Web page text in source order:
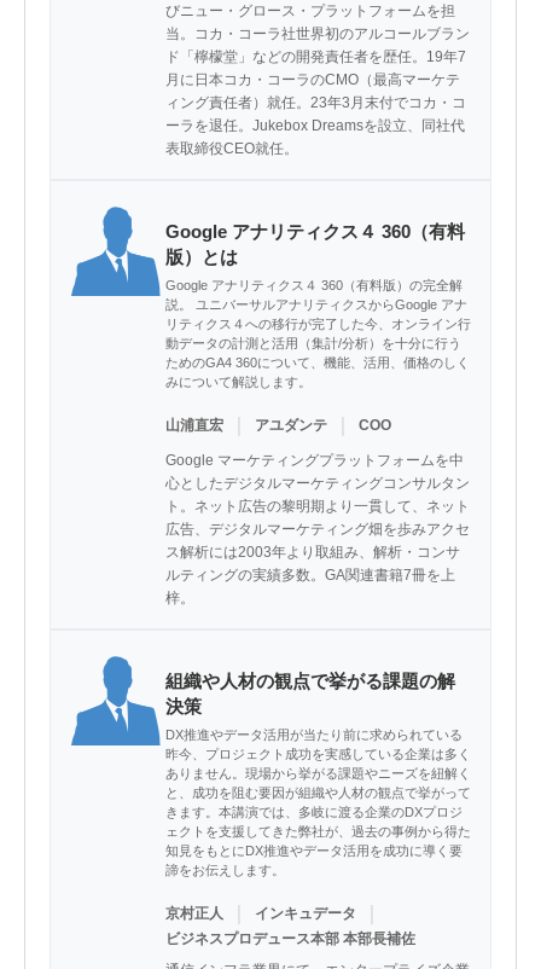
びニュー・グロース・プラットフォームを担
当。コカ・コーラ社世界初のアルコールブラン
ド「檸檬堂」などの開発責任者を歴任。19年7
月に日本コカ・コーラのCMO（最高マーケテ
ィング責任者）就任。23年3月末付でコカ・コ
ーラを退任。Jukebox Dreamsを設立、同社代
表取締役CEO就任。
Google アナリティクス４ 360（有料
版）とは
Google アナリティクス４ 360（有料版）の完全解
説。 ユニバーサルアナリティクスからGoogle アナ
リティクス４への移行が完了した今、オンライン行
動データの計測と活用（集計/分析）を十分に行う
ためのGA4 360について、機能、活用、価格のしく
みについて解説します。
山浦直宏 アユダンテ COO
Google マーケティングプラットフォームを中
心としたデジタルマーケティングコンサルタン
ト。ネット広告の黎明期より一貫して、ネット
広告、デジタルマーケティング畑を歩みアクセ
ス解析には2003年より取組み、解析・コンサ
ルティングの実績多数。GA関連書籍7冊を上
梓。
組織や人材の観点で挙がる課題の解
決策
DX推進やデータ活用が当たり前に求められている
昨今、プロジェクト成功を実感している企業は多く
ありません。現場から挙がる課題やニーズを紐解く
と、成功を阻む要因が組織や人材の観点で挙がって
きます。本講演では、多岐に渡る企業のDXプロジ
ェクトを支援してきた弊社が、過去の事例から得た
知見をもとにDX推進やデータ活用を成功に導く要
諦をお伝えします。
京村正人 インキュデータ
ビジネスプロデュース本部 本部長補佐